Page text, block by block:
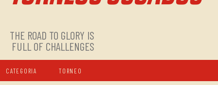
THE ROAD TO GLORY IS
FULL OF CHALLENGES
CATEGORIA TORNEO